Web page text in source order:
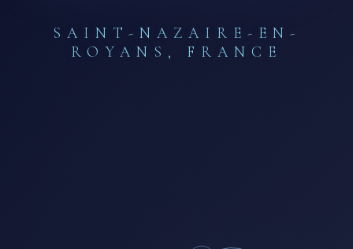
SAINT-NAZAIRE-EN-
ROYANS, FRANCE